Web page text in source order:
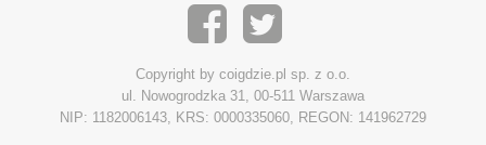
Copyright by coigdzie.pl sp. z o.o.
ul. Nowogrodzka 31, 00-511 Warszawa
NIP: 1182006143, KRS: 0000335060, REGON: 141962729